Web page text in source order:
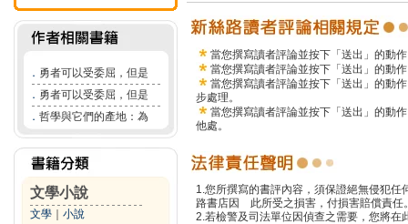
． 勇者可以受委屈，但是
． 勇者可以受委屈，但是
． 哲學與它們的產地：為
文學小說
文學 小說
當您撰寫讀者評論並按下「送出」的動
當您撰寫讀者評論並按下「送出」的動
當您撰寫讀者評論並按下「送出」的動
步處理。
當您撰寫讀者評論並按下「送出」的動
他處。
1.您所撰寫的書評內容，須保證絕無侵犯
路書店因 此所受之損害，付損害賠償責任
2.若檢警及司法單位因偵查之需要，您將